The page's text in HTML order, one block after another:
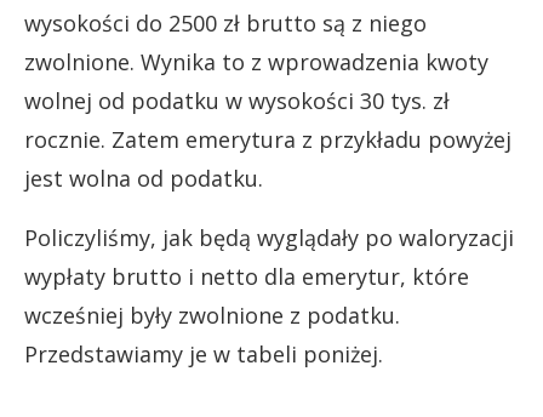
wysokości do 2500 zł brutto są z niego
zwolnione. Wynika to z wprowadzenia kwoty
wolnej od podatku w wysokości 30 tys. zł
rocznie. Zatem emerytura z przykładu powyżej
jest wolna od podatku.
Policzyliśmy, jak będą wyglądały po waloryzacji
wypłaty brutto i netto dla emerytur, które
wcześniej były zwolnione z podatku.
Przedstawiamy je w tabeli poniżej.